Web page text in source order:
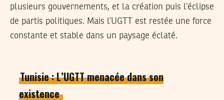
plusieurs gouvernements, et la création puis l’éclipse
de partis politiques. Mais l’UGTT est restée une force
constante et stable dans un paysage éclaté.
Tunisie : L’UGTT menacée dans son
existence